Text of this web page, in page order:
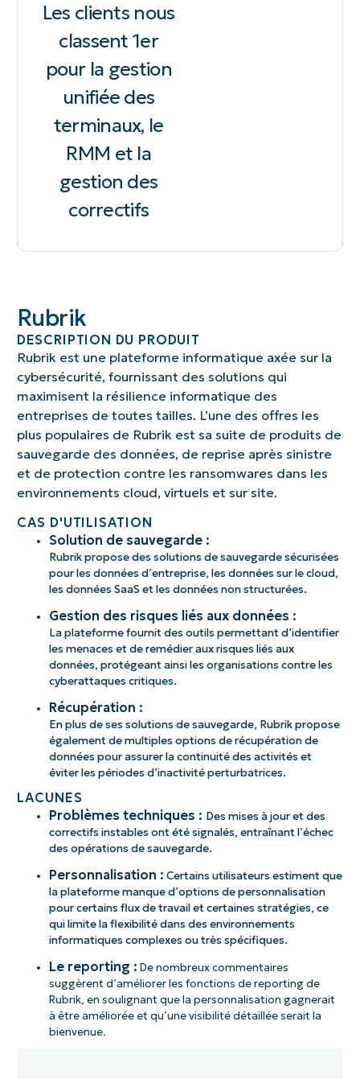
Les clients nous
classent 1er
pour la gestion
unifiée des
terminaux, le
RMM et la
gestion des
correctifs
Rubrik
DESCRIPTION DU PRODUIT
Rubrik est une plateforme informatique axée sur la
cybersécurité, fournissant des solutions qui
maximisent la résilience informatique des
entreprises de toutes tailles. L’une des offres les
plus populaires de Rubrik est sa suite de produits de
sauvegarde des données, de reprise après sinistre
et de protection contre les ransomwares dans les
environnements cloud, virtuels et sur site.
CAS D'UTILISATION
Solution de sauvegarde :
Rubrik propose des solutions de sauvegarde sécurisées
pour les données d’entreprise, les données sur le cloud,
les données SaaS et les données non structurées.
Gestion des risques liés aux données :
La plateforme fournit des outils permettant d’identifier
les menaces et de remédier aux risques liés aux
données, protégeant ainsi les organisations contre les
cyberattaques critiques.
Récupération :
En plus de ses solutions de sauvegarde, Rubrik propose
également de multiples options de récupération de
données pour assurer la continuité des activités et
éviter les périodes d’inactivité perturbatrices.
LACUNES
Problèmes techniques : Des mises à jour et des
correctifs instables ont été signalés, entraînant l’échec
des opérations de sauvegarde.
Personnalisation : Certains utilisateurs estiment que
la plateforme manque d’options de personnalisation
pour certains flux de travail et certaines stratégies, ce
qui limite la flexibilité dans des environnements
informatiques complexes ou très spécifiques.
Le reporting : De nombreux commentaires
suggèrent d’améliorer les fonctions de reporting de
Rubrik, en soulignant que la personnalisation gagnerait
à être améliorée et qu’une visibilité détaillée serait la
bienvenue.